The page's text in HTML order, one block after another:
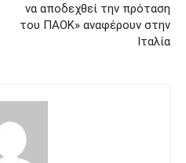
να αποδεχθεί την πρόταση
του ΠΑΟΚ» αναφέρουν στην
Ιταλία